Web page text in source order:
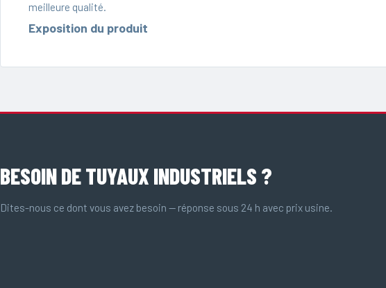
meilleure qualité.
Exposition du produit
BESOIN DE TUYAUX INDUSTRIELS ?
Dites-nous ce dont vous avez besoin — réponse sous 24 h avec prix usine.